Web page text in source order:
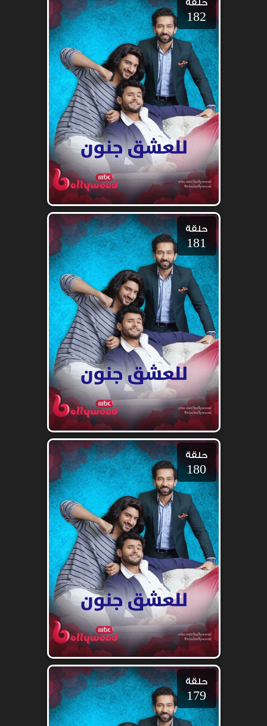
حلقة
182
حلقة
181
حلقة
180
حلقة
179